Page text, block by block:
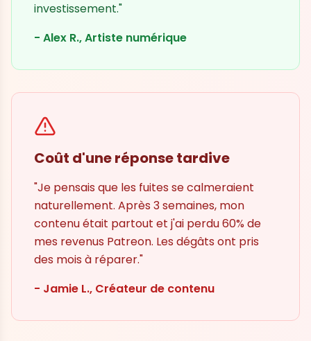
investissement."
- Alex R., Artiste numérique
Coût d'une réponse tardive
"Je pensais que les fuites se calmeraient
naturellement. Après 3 semaines, mon
contenu était partout et j'ai perdu 60% de
mes revenus Patreon. Les dégâts ont pris
des mois à réparer."
- Jamie L., Créateur de contenu